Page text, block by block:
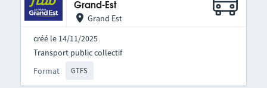
Grand-Est
Grand Est
créé le 14/11/2025
Format GTFS
Transport public collectif